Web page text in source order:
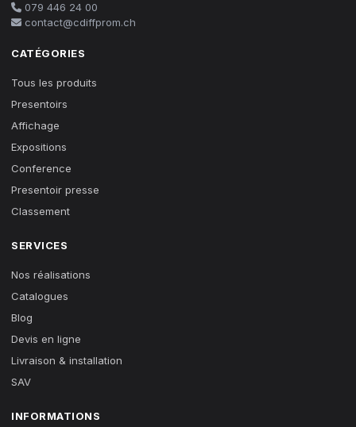
079 446 24 00
contact@cdiffprom.ch
CATÉGORIES
Tous les produits
Presentoirs
Affichage
Expositions
Conference
Presentoir presse
Classement
SERVICES
Nos réalisations
Catalogues
Blog
Devis en ligne
Livraison & installation
SAV
INFORMATIONS